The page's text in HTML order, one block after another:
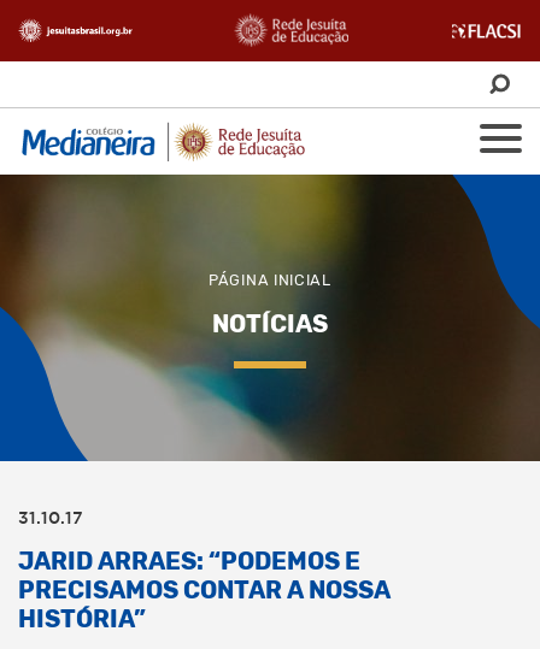
PÁGINA INICIAL
NOTÍCIAS
31.10.17
JARID ARRAES: “PODEMOS E
PRECISAMOS CONTAR A NOSSA
HISTÓRIA”